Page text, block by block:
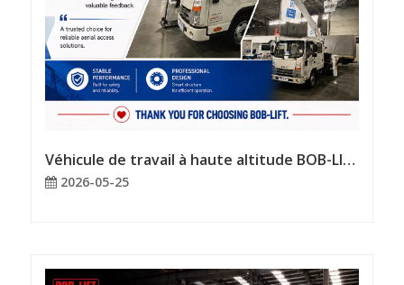
Véhicule de travail à haute altitude BOB-LIFT de 14 mètres | Arrive régulièrement, fonctionne calmement
2026-05-25